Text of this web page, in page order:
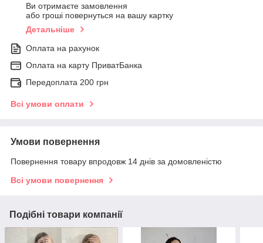
Ви отримаєте замовлення
або гроші повернуться на вашу картку
Детальніше
Оплата на рахунок
Оплата на карту ПриватБанка
Передоплата 200 грн
Всі умови оплати
Умови повернення
Повернення товару впродовж 14 днів за домовленістю
Всі умови повернення
Подібні товари компанії